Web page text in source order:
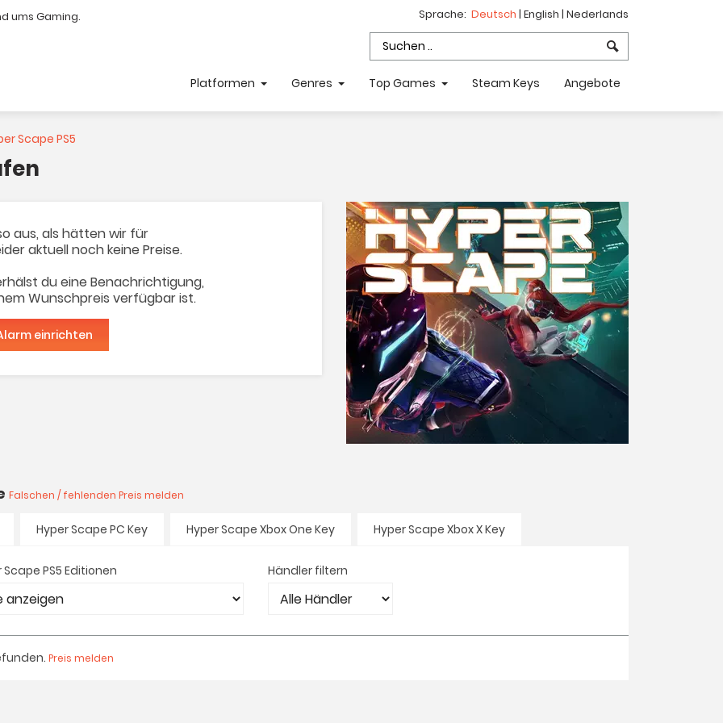
ums Gaming. Sprache: Deutsch | English | Nederlands
Platformen Genres Top Games Steam Keys Angebote
Scape PS5
aus, als hätten wir für
aktuell noch keine Preise.
du eine Benachrichtigung,
Wunschpreis verfügbar ist.
einrichten
Falschen / fehlenden Preis melden
Hyper Scape PC Key Hyper Scape Xbox One Key Hyper Scape Xbox X Key
Scape PS5 Editionen Händler filtern
Preis melden